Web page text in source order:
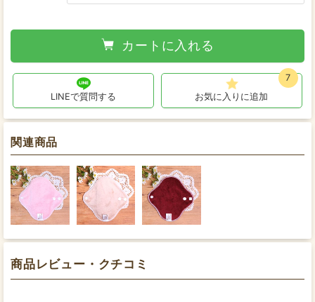
カートに入れる
LINEで質問する お気に入りに追加
7
関連商品
商品レビュー・クチコミ